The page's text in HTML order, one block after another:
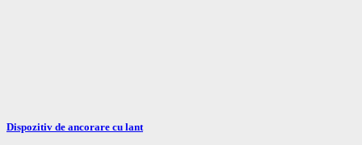
Dispozitiv de ancorare cu lant